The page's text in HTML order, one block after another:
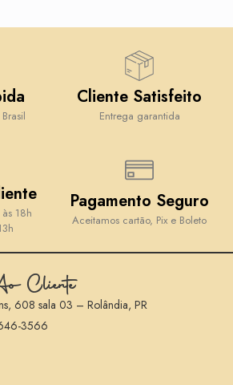
Cliente Satisfeito
Entrega garantida
18h
Pagamento Seguro
Aceitamos cartão, Pix e Boleto
Cliente
608 sala 03 – Rolândia, PR
3566